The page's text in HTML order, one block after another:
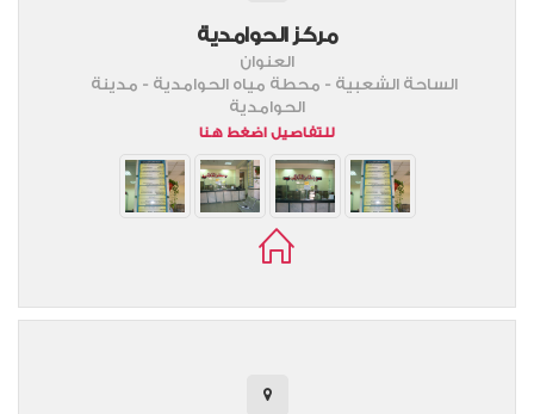
مركز الحوامدية
العنوان
الحوامدية
للتفاصيل اضغط هنا